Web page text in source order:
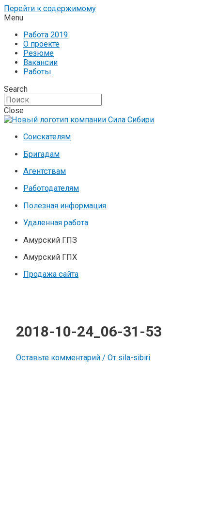
Перейти к содержимому
Menu
Работа 2019
О проекте
Резюме
Вакансии
Работы
Search
Close
Соискателям
Бригадам
Агентствам
Работодателям
Полезная информация
Удаленная работа
Амурский ГПЗ
Амурский ГПХ
Продажа сайта
2018-10-24_06-31-53
Оставьте комментарий / От sila-sibiri